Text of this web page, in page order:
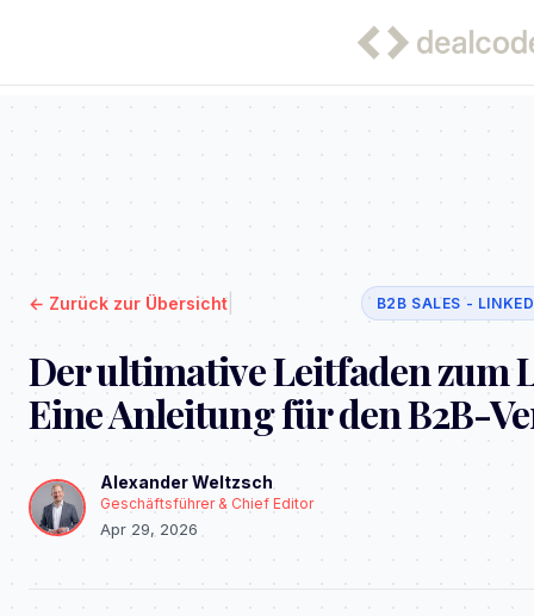
← Zurück zur Übersicht B2B SALES -
Der ultimative Leitfaden zum
Eine Anleitung für den B2B-
Alexander Weltzsch
Geschäftsführer & Chief Editor
Apr 29, 2026